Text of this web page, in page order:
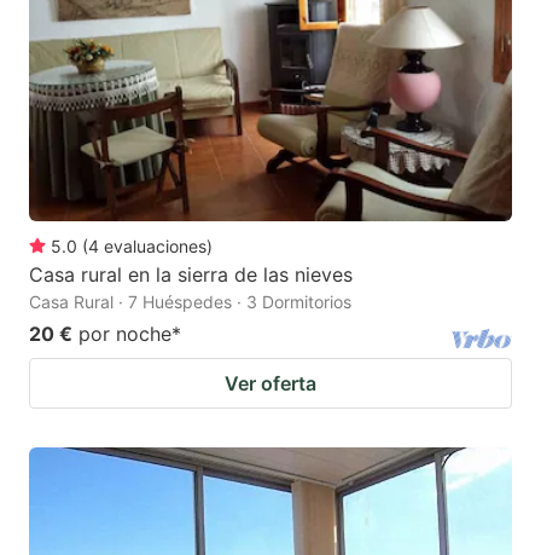
dates.
dates.
5.0 (4 evaluaciones)
Casa rural en la sierra de las nieves
Casa Rural · 7 Huéspedes · 3 Dormitorios
20 € por noche*
Ver oferta